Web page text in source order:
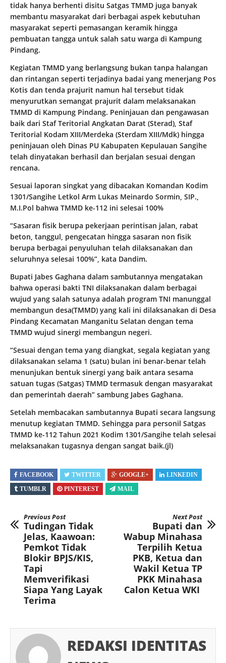
tidak hanya berhenti disitu Satgas TMMD juga banyak
membantu masyarakat dari berbagai aspek kebutuhan
masyarakat seperti pemasangan keramik hingga
pembuatan tangga untuk salah satu warga di Kampung
Pindang.
Kegiatan TMMD yang berlangsung bukan tanpa halangan
dan rintangan seperti terjadinya badai yang menerjang Pos
Kotis dan tenda prajurit namun hal tersebut tidak
menyurutkan semangat prajurit dalam melaksanakan
TMMD di Kampung Pindang. Peninjauan dan pengawasan
baik dari Staf Teritorial Angkatan Darat (Sterad), Staf
Teritorial Kodam XIII/Merdeka (Sterdam XIII/Mdk) hingga
peninjauan oleh Dinas PU Kabupaten Kepulauan Sangihe
telah dinyatakan berhasil dan berjalan sesuai dengan
rencana.
Sesuai laporan singkat yang dibacakan Komandan Kodim
1301/Sangihe Letkol Arm Lukas Meinardo Sormin, SIP.,
M.I.Pol bahwa TMMD ke-112 ini selesai 100%
“Sasaran fisik berupa pekerjaan perintisan jalan, rabat
beton, tanggul, pengecatan hingga sasaran non fisik
berupa berbagai penyuluhan telah dilaksanakan dan
seluruhnya selesai 100%”, kata Dandim.
Bupati Jabes Gaghana dalam sambutannya mengatakan
bahwa operasi bakti TNI dilaksanakan dalam berbagai
wujud yang salah satunya adalah program TNI manunggal
membangun desa(TMMD) yang kali ini dilaksanakan di Desa
Pindang Kecamatan Manganitu Selatan dengan tema
TMMD wujud sinergi membangun negeri.
“Sesuai dengan tema yang diangkat, segala kegiatan yang
dilaksanakan selama 1 (satu) bulan ini benar-benar telah
menunjukan bentuk sinergi yang baik antara sesama
satuan tugas (Satgas) TMMD termasuk dengan masyarakat
dan pemerintah daerah” sambung Jabes Gaghana.
Setelah membacakan sambutannya Bupati secara langsung
menutup kegiatan TMMD. Sehingga para personil Satgas
TMMD ke-112 Tahun 2021 Kodim 1301/Sangihe telah selesai
melaksanakan tugasnya dengan sangat baik.(jl)
FACEBOOK TWITTER GOOGLE+
LINKEDIN
TUMBLR
PINTEREST MAIL
Previous Post
Tudingan Tidak
Jelas, Kaawoan:
Pemkot Tidak
Blokir BPJS/KIS,
Tapi
Memverifikasi
Siapa Yang Layak
Terima
Next Post
Bupati dan
Wabup Minahasa
Terpilih Ketua
PKB, Ketua dan
Wakil Ketua TP
PKK Minahasa
Calon Ketua WKI
REDAKSI IDENTITAS